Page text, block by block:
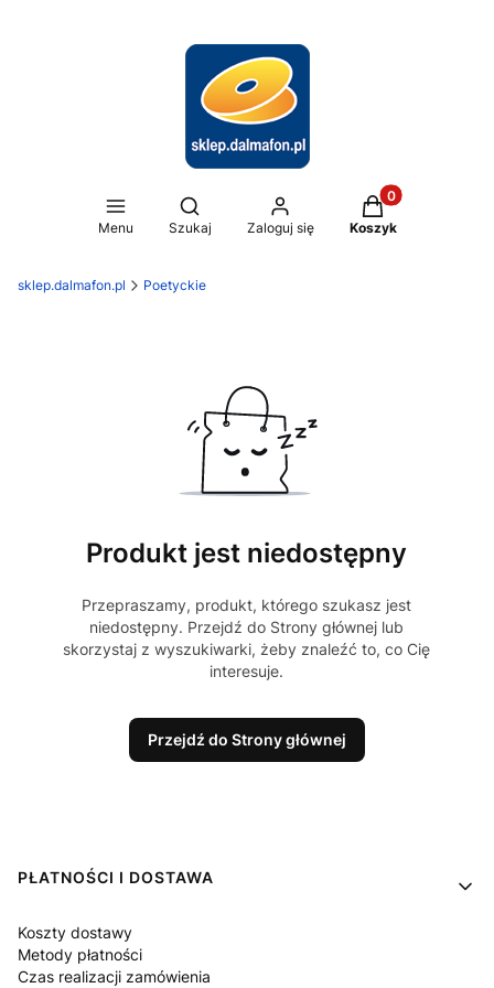
Menu
Otwórz wyszukiwarkę
Szukaj Zaloguj się
Produkty w
Koszyk
sklep.dalmafon.pl Poetyckie
Produkt jest niedostępny
Przepraszamy, produkt, którego szukasz jest
niedostępny. Przejdź do Strony głównej lub
skorzystaj z wyszukiwarki, żeby znaleźć to, co Cię
interesuje.
Przejdź do Strony głównej
Linki w stopce
PŁATNOŚCI I DOSTAWA
Koszty dostawy
Metody płatności
Czas realizacji zamówienia